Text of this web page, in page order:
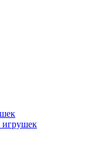
игрушек